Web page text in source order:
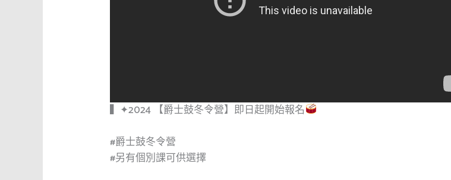
▍✦2024 【爵士鼓冬令營】即日起開始報名
#爵士鼓冬令營
#另有個別課可供選擇